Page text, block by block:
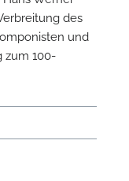
des
und
zum 100-